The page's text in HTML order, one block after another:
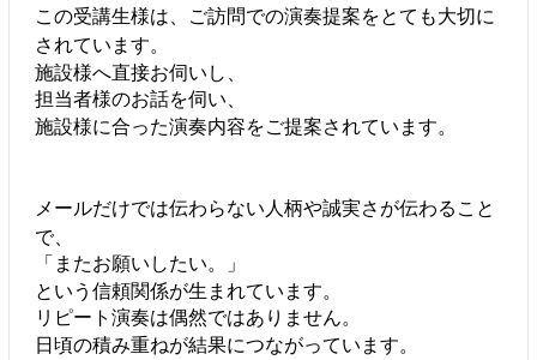
この受講生様は、ご訪問での演奏提案をとても大切に
されています。
施設様へ直接お伺いし、
担当者様のお話を伺い、
施設様に合った演奏内容をご提案されています。
メールだけでは伝わらない人柄や誠実さが伝わること
で、
「またお願いしたい。」
という信頼関係が生まれています。
リピート演奏は偶然ではありません。
日頃の積み重ねが結果につながっています。